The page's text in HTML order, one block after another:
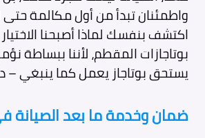
واطمئنان تبدأ من أول مكالمة حتى
اكتشف بنفسك لماذا أصبحنا
بوتاجازات المقطم، لأننا ببساطة
يستحق بوتاجاز يعمل كما ينبغي –
ضمان وخدمة ما بعد الصيانة